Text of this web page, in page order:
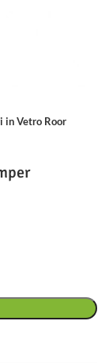
in Vetro Roor